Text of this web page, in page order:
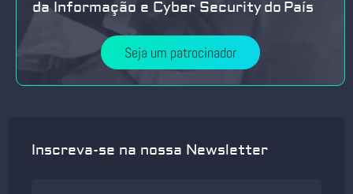
da Informação e Cyber Security do País
Seja um patrocinador
Inscreva-se na nossa Newsletter